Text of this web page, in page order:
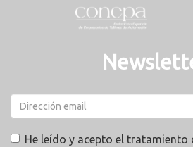
He leído y acepto el tratamiento